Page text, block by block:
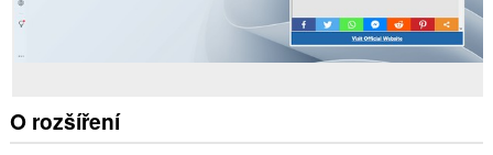
O rozšíření